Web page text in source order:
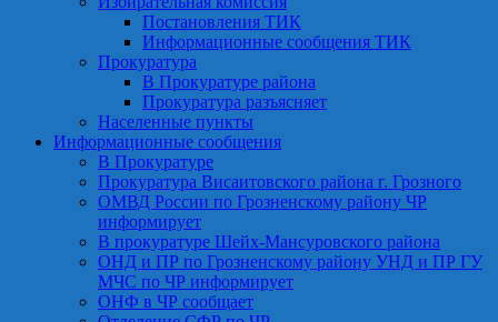
Постановления ТИК
Информационные сообщения ТИК
Прокуратура
В Прокуратуре района
Прокуратура разъясняет
Населенные пункты
Информационные сообщения
В Прокуратуре
Прокуратура Висаитовского района г. Грозного
ОМВД России по Грозненскому району ЧР
информирует
В прокуратуре Шейх-Мансуровского района
ОНД и ПР по Грозненскому району УНД и ПР ГУ
МЧС по ЧР информирует
ОНФ в ЧР сообщает